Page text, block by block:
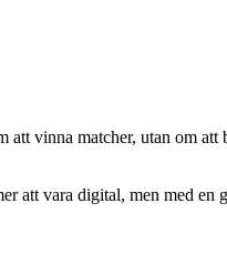
att vinna matcher, utan om att
att vara digital, men med en